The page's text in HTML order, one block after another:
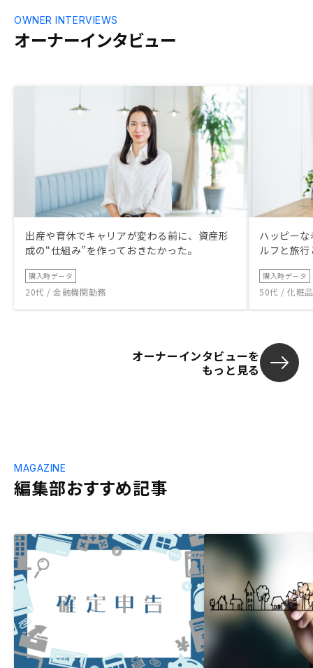
オーナーインタビュー
OWNER INTERVIEWS
出産や育休でキャリアが変わる前に、資産形
成の“仕組み”を作っておきたかった。
購入時データ
20代 / 金融機関勤務
ハッピー
ルフと旅
購入時データ
50代 / 化粧
オーナーインタビューを
もっと見る
編集部おすすめ記事
MAGAZINE